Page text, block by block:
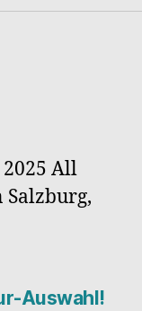
2025 All
Auswahl!